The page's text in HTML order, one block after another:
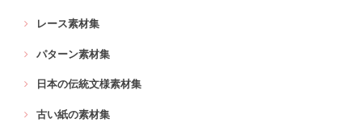
レース素材集
パターン素材集
日本の伝統文様素材集
古い紙の素材集